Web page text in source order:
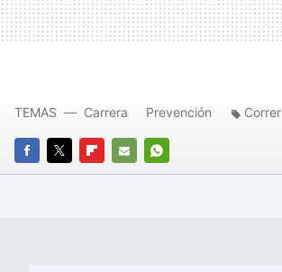
FACEBOOK
TWITTERFLIPBOARD
E-
WHATSAPP
TEMAS Carrera Prevención Correr